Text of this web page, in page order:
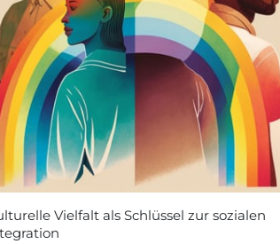
Vielfalt als Schlüssel zur sozialen